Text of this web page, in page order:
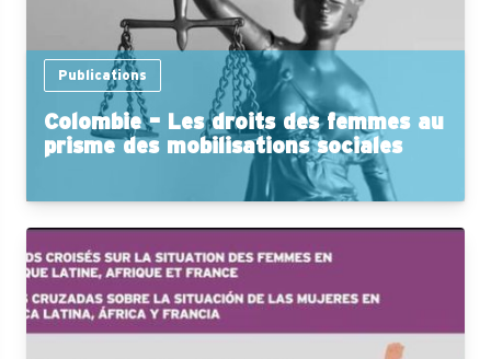
Publications
Colombie – Les droits des femmes au
prisme des mobilisations sociales